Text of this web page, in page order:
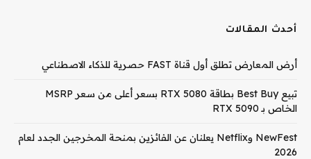
أحدث المقالات
أرض المعارض تطلق أول قناة FAST حصرية للذكاء الاصطناعي
تبيع Best Buy بطاقة RTX 5080 بسعر أعلى من سعر MSRP
الخاص بـ RTX 5090
NewFest وNetflix يعلنان عن الفائزين بمنحة المخرجين الجدد لعام
2026